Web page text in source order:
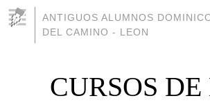
ANTIGUOS ALUMNOS
DEL CAMINO - LEON
CURSOS DE